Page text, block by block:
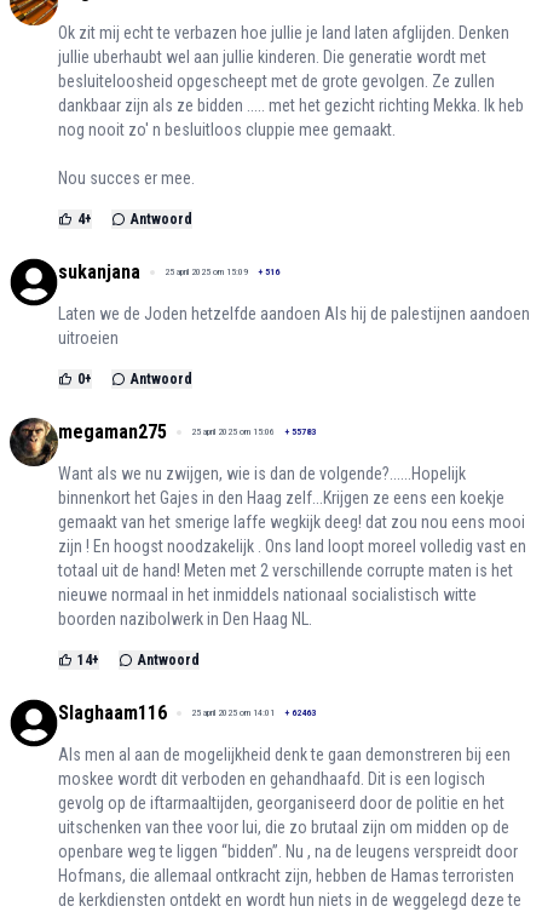
Ok zit mij echt te verbazen hoe jullie je land laten afglijden. Denken
jullie uberhaubt wel aan jullie kinderen. Die generatie wordt met
besluiteloosheid opgescheept met de grote gevolgen. Ze zullen
dankbaar zijn als ze bidden ..... met het gezicht richting Mekka. Ik heb
nog nooit zo' n besluitloos cluppie mee gemaakt.
Nou succes er mee.
4+ Antwoord
sukanjana 25 april 2025 om 15:09 + 516
Laten we de Joden hetzelfde aandoen Als hij de palestijnen aandoen
uitroeien
0+ Antwoord
megaman275 25 april 2025 om 15:06 + 55783
Want als we nu zwijgen, wie is dan de volgende?......Hopelijk
binnenkort het Gajes in den Haag zelf...Krijgen ze eens een koekje
gemaakt van het smerige laffe wegkijk deeg! dat zou nou eens mooi
zijn ! En hoogst noodzakelijk . Ons land loopt moreel volledig vast en
totaal uit de hand! Meten met 2 verschillende corrupte maten is het
nieuwe normaal in het inmiddels nationaal socialistisch witte
boorden nazibolwerk in Den Haag NL.
14+ Antwoord
Slaghaam116 25 april 2025 om 14:01 + 62463
Als men al aan de mogelijkheid denk te gaan demonstreren bij een
moskee wordt dit verboden en gehandhaafd. Dit is een logisch
gevolg op de iftarmaaltijden, georganiseerd door de politie en het
uitschenken van thee voor lui, die zo brutaal zijn om midden op de
openbare weg te liggen “bidden”. Nu , na de leugens verspreidt door
Hofmans, die allemaal ontkracht zijn, hebben de Hamas terroristen
de kerkdiensten ontdekt en wordt hun niets in de weggelegd deze te